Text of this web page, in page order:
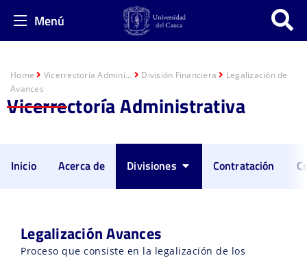
Menú
Home Vicerrectoría Admini... División Financiera
Legalización de
Avances
Vicerrectoría Administrativa
Inicio Acerca de Divisiones Contratación
Legalización Avances
Proceso que consiste en la legalización de los